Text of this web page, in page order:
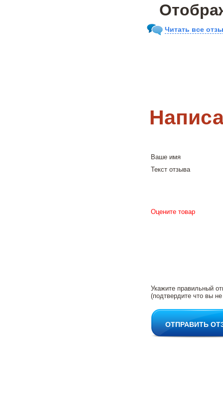
Читать все
Ваше имя
Текст отзыва
Оцените товар
Укажите правильный
(подтвердите что вы
ОТПРАВИТЬ